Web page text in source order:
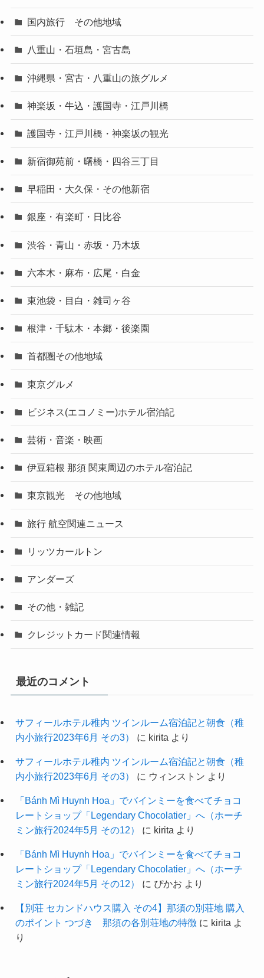
国内旅行 その他地域
八重山・石垣島・宮古島
沖縄県・宮古・八重山の旅グルメ
神楽坂・牛込・護国寺・江戸川橋
護国寺・江戸川橋・神楽坂の観光
新宿御苑前・曙橋・四谷三丁目
早稲田・大久保・その他新宿
銀座・有楽町・日比谷
渋谷・青山・赤坂・乃木坂
六本木・麻布・広尾・白金
東池袋・目白・雑司ヶ谷
根津・千駄木・本郷・後楽園
首都圏その他地域
東京グルメ
ビジネス(エコノミー)ホテル宿泊記
芸術・音楽・映画
伊豆箱根 那須 関東周辺のホテル宿泊記
東京観光 その他地域
旅行 航空関連ニュース
リッツカールトン
アンダーズ
その他・雑記
クレジットカード関連情報
最近のコメント
サフィールホテル稚内 ツインルーム宿泊記と朝食（稚
内小旅行2023年6月 その3）
に kirita より
サフィールホテル稚内 ツインルーム宿泊記と朝食（稚
内小旅行2023年6月 その3）
に ウィンストン より
「Bánh Mì Huynh Hoa」でバインミーを食べてチョコ
レートショップ「Legendary Chocolatier」へ（ホーチ
ミン旅行2024年5月 その12）
に kirita より
「Bánh Mì Huynh Hoa」でバインミーを食べてチョコ
レートショップ「Legendary Chocolatier」へ（ホーチ
ミン旅行2024年5月 その12）
に ぴかお より
【別荘 セカンドハウス購入 その4】那須の別荘地 購入
のポイント つづき 那須の各別荘地の特徴に kirita よ
り